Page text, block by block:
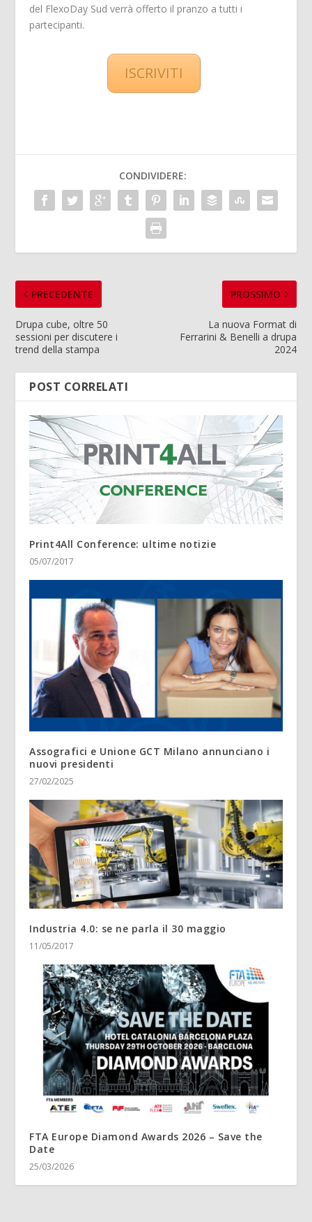
del FlexoDay Sud verrà offerto il pranzo a tutti i
partecipanti.
ISCRIVITI
CONDIVIDERE:
PRECEDENTE
Drupa cube, oltre 50
sessioni per discutere i
trend della stampa
PROSSIMO
La nuova Format di
Ferrarini & Benelli a drupa
2024
POST CORRELATI
Print4All Conference: ultime notizie
05/07/2017
Assografici e Unione GCT Milano annunciano i
nuovi presidenti
27/02/2025
Industria 4.0: se ne parla il 30 maggio
11/05/2017
FTA Europe Diamond Awards 2026 – Save the
Date
25/03/2026